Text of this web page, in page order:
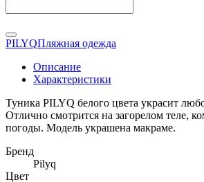
PILYQПляжная одежда
Описание
Характеристики
Туника PILYQ белого цвета украсит
Отлично смотрится на загорелом теле,
погоды. Модель украшена макраме.
Бренд
Pilyq
Цвет